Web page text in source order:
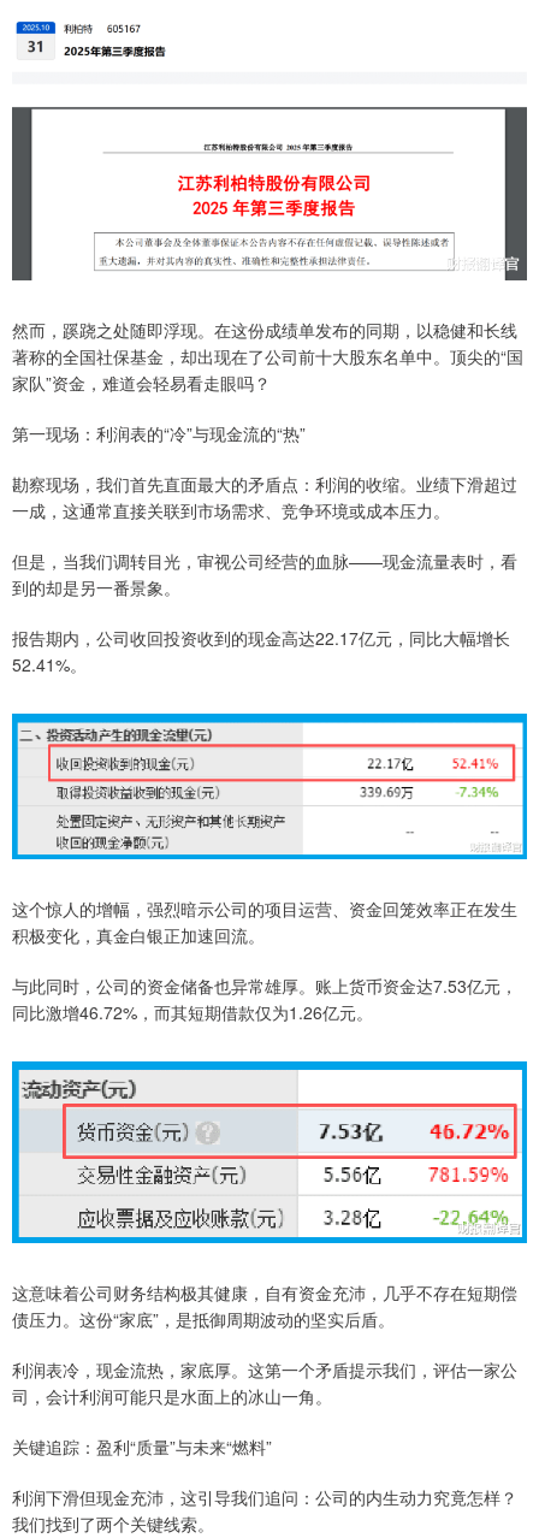
然而，蹊跷之处随即浮现。在这份成绩单发布的同期，以稳健和长线
著称的全国社保基金，却出现在了公司前十大股东名单中。顶尖的“国
家队”资金，难道会轻易看走眼吗？
第一现场：利润表的“冷”与现金流的“热”
勘察现场，我们首先直面最大的矛盾点：利润的收缩。业绩下滑超过
一成，这通常直接关联到市场需求、竞争环境或成本压力。
但是，当我们调转目光，审视公司经营的血脉——现金流量表时，看
到的却是另一番景象。
报告期内，公司收回投资收到的现金高达22.17亿元，同比大幅增长
52.41%。
这个惊人的增幅，强烈暗示公司的项目运营、资金回笼效率正在发生
积极变化，真金白银正加速回流。
与此同时，公司的资金储备也异常雄厚。账上货币资金达7.53亿元，
同比激增46.72%，而其短期借款仅为1.26亿元。
这意味着公司财务结构极其健康，自有资金充沛，几乎不存在短期偿
债压力。这份“家底”，是抵御周期波动的坚实后盾。
利润表冷，现金流热，家底厚。这第一个矛盾提示我们，评估一家公
司，会计利润可能只是水面上的冰山一角。
关键追踪：盈利“质量”与未来“燃料”
利润下滑但现金充沛，这引导我们追问：公司的内生动力究竟怎样？
我们找到了两个关键线索。